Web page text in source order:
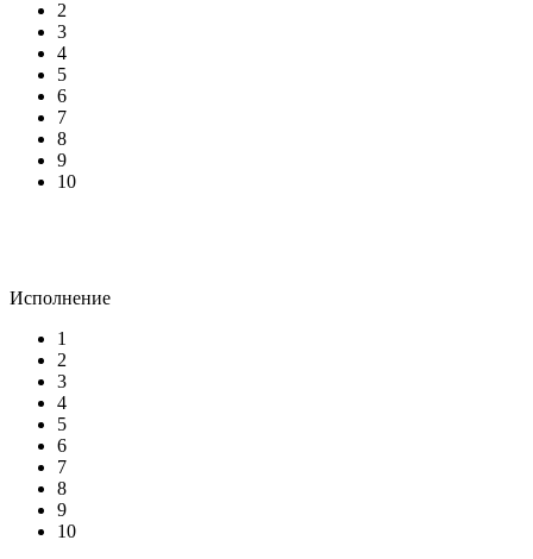
2
3
4
5
6
7
8
9
10
Исполнение
1
2
3
4
5
6
7
8
9
10